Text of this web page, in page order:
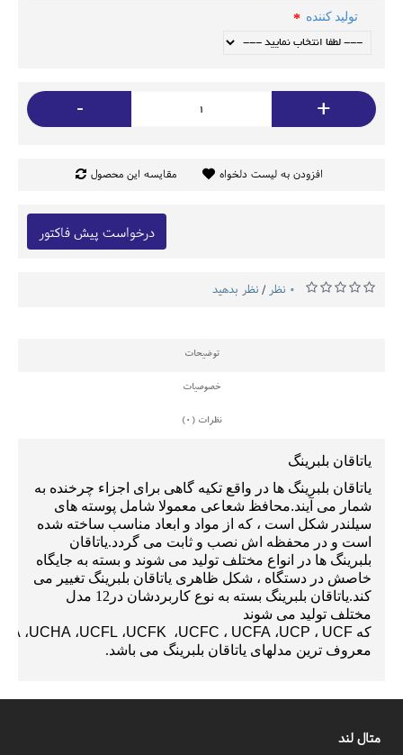
تولید کننده
- +
افزودن به لیست دلخواه مقایسه این محصول
درخواست پیش فاکتور
0 نظر / نظر بدهید
توضیحات
خصوصیات
نظرات (0)
یاتاقان بلبرینگ
یاتاقان بلبرینگ ها در واقع تکیه گاهی برای اجزاء چرخنده به
شمار می آیند.محافظ شعاعی معمولا شامل پوسته های
سیلندر شکل است ، که از مواد و ابعاد مناسب ساخته شده
است و در محفظه اش نصب و ثابت می گردد.یاتاقان
بلبرینگ ها در انواع مختلف تولید می شوند و بسته به جایگاه
خاصش در دستگاه ، شکل ظاهری یاتاقان بلبرینگ تغییر می
کند.یاتاقان بلبرینگ بسته به نوع کاربردشان
در12 مدل
مختلف تولید می شوند
که UCF ، UCP، UCFA ، UCFC، UCFK، UCFL، UCHA،
معروف ترین مدلهای یاتاقان بلبرینگ می باشد.
متال لند